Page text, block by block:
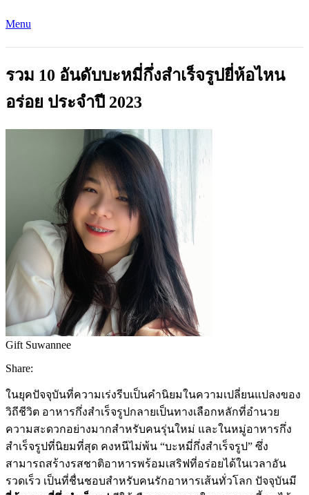
Menu
รวม 10 อันดับบะหมี่กึ่งสําเร็จรูปยี่ห้อไหน
อร่อย ประจำปี 2023
Gift Suwannee
Share:
ในยุคปัจจุบันที่ความเร่งรีบเป็นคำนิยมในความเปลี่ยนแปลงของ
วิถีชีวิต อาหารกึ่งสำเร็จรูปกลายเป็นทางเลือกหลักที่อำนวย
ความสะดวกอย่างมากสำหรับคนรุ่นใหม่ และในหมู่อาหารกึ่ง
สำเร็จรูปที่นิยมที่สุด คงหนีไม่พ้น “บะหมี่กึ่งสำเร็จรูป” ซึ่ง
สามารถสร้างรสชาติอาหารพร้อมเสริฟที่อร่อยได้ในเวลาอัน
รวดเร็ว เป็นที่ชื่นชอบสำหรับคนรักอาหารเส้นทั่วโลก ปัจจุบันมี